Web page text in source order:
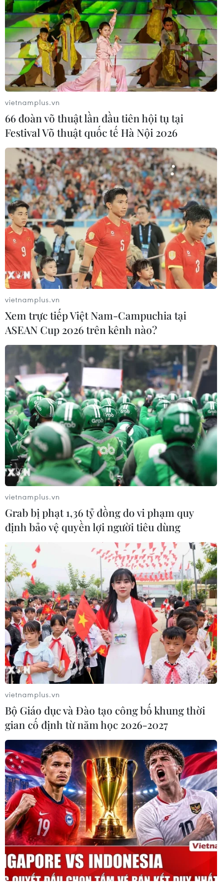
TIN CÙNG CHUYÊN MỤC
Chủ sân Azteca lỗ hơn 47 triệu USD vì
World Cup 2026
08/08/2026 06:43
ASEAN Cup 2026 ngày 8/8: Xác định
vietnamplus.vn
66 đoàn võ thuật lần đầu tiên hội tụ tại
Festival Võ thuật quốc tế Hà Nội 2026
vietnamplus.vn
Xem trực tiếp Việt Nam-Campuchia tại
ASEAN Cup 2026 trên kênh nào?
vietnamplus.vn
Grab bị phạt 1,36 tỷ đồng do vi phạm quy
định bảo vệ quyền lợi người tiêu dùng
vietnamplus.vn
Bộ Giáo dục và Đào tạo công bố khung thời
gian cố định từ năm học 2026-2027